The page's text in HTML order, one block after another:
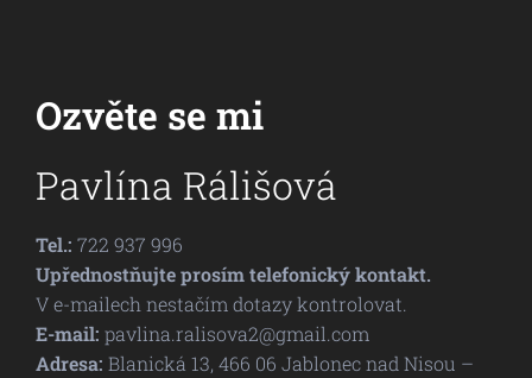
Ozvěte se mi
Pavlína Rálišová
Tel.: 722 937 996
Upřednostňujte prosím telefonický kontakt.
V e-mailech nestačím dotazy kontrolovat.
E-mail: pavlina.ralisova2@gmail.com
Adresa: Blanická 13, 466 06 Jablonec nad Nisou –